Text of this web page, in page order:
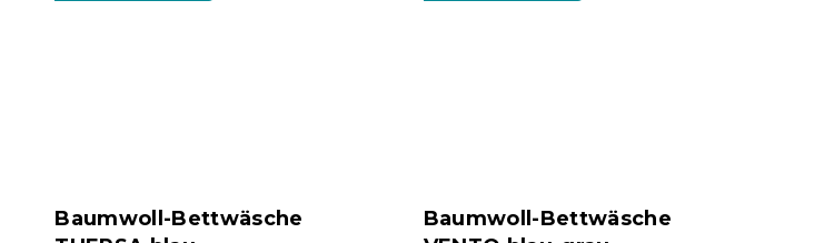
Baumwoll-Bettwäsche
Baumwoll-Bettwäsche